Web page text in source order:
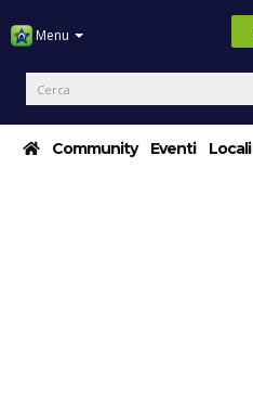
Menu
Community Eventi Locali